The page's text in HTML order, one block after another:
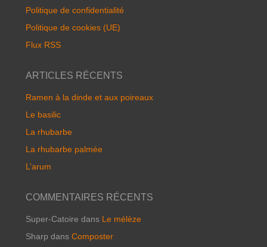
Politique de confidentialité
Politique de cookies (UE)
Flux RSS
ARTICLES RÉCENTS
Ramen à la dinde et aux poireaux
Le basilic
La rhubarbe
La rhubarbe palmée
L’arum
COMMENTAIRES RÉCENTS
Super-Catoire dans Le mélèze
Sharp dans Composter